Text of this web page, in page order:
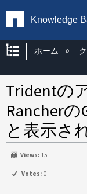
Knowledge
グローバ
ホーム
Tridentの
Rancherの
と表示さ
Views: 15
Votes: 0